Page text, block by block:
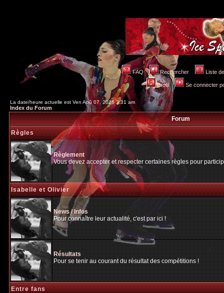
FAQ Rechercher Liste
Profil Se connecter
La date/heure actuelle est Ven Aoû 07, 2026 3:31 am
Index du Forum
Forum
Règles
Règlement
Vous devez accepter et respecter certaines règles pour
Isabelle et Olivier
News / Infos
Pour connaître leur actualité, c'est par ici !
Résultats
Pour se tenir au courant du résultat des compétitions !
Entre fans